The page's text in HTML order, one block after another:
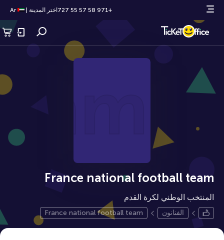
+971 58 57 55 727 اختر المدينة Ar
France national football team
المنتخب الوطني لكرة القدم
الفنانون France national football team